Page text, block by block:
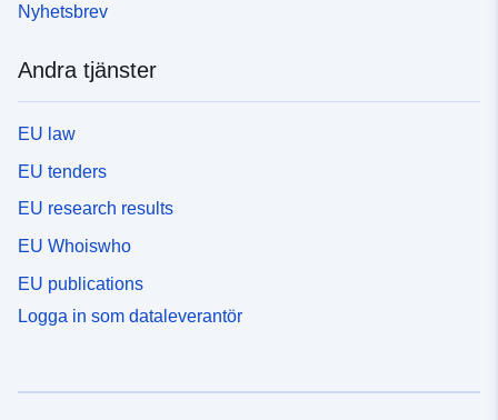
Nyhetsbrev
Andra tjänster
EU law
EU tenders
EU research results
EU Whoiswho
EU publications
Logga in som dataleverantör